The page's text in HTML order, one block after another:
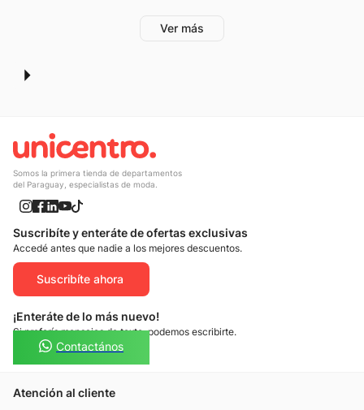
Somos la primera tienda de departamentos
del Paraguay, especialistas de moda.
Suscribíte y enteráte de ofertas exclusivas
Accedé antes que nadie a los mejores descuentos.
Suscribíte ahora
¡Enteráte de lo más nuevo!
Si preferís mensajes de texto, podemos escribirte.
Contactános
Atención al cliente